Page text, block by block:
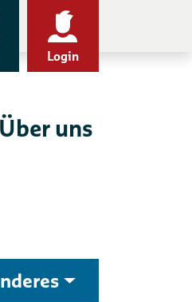
Login
Über uns